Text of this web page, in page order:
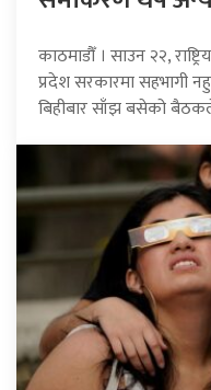
काठमाडौँ । साउन २२,
प्रदेश सरकारमा सहभागी
बिहीबार साँझ बसेको